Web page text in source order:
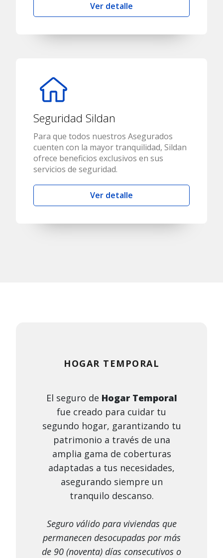
Ver detalle
Seguridad Sildan
Para que todos nuestros Asegurados
cuenten con la mayor tranquilidad, Sildan
ofrece beneficios exclusivos en sus
servicios de seguridad.
Ver detalle
HOGAR TEMPORAL
El seguro de Hogar Temporal
fue creado para cuidar tu
segundo hogar, garantizando tu
patrimonio a través de una
amplia gama de coberturas
adaptadas a tus necesidades,
asegurando siempre un
tranquilo descanso.
Seguro válido para viviendas que
permanecen desocupadas por más
de 90 (noventa) días consecutivos o